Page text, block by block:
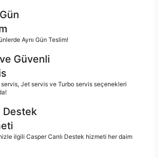
Aynı Gün Teslim!
ve Güvenli
Jet servis ve Turbo servis seçenekleri
Destek
ilgili Casper Canlı Destek hizmeti her daim